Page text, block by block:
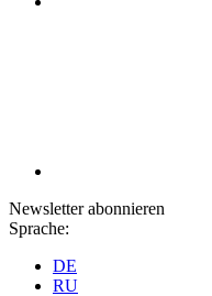
Newsletter abonnieren
Sprache:
DE
RU